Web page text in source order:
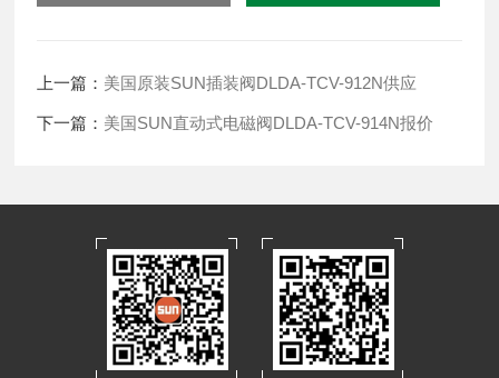
上一篇： 美国原装SUN插装阀DLDA-TCV-912N供应
下一篇： 美国SUN直动式电磁阀DLDA-TCV-914N报价